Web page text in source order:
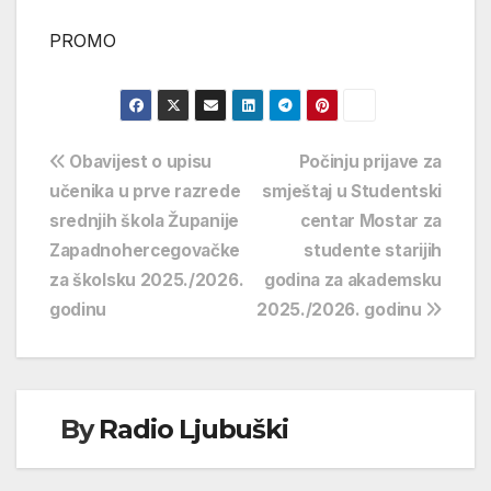
PROMO
Navigacija
objava
Počinju prijave za
smještaj u Studentski
centar Mostar za
studente starijih
godina za akademsku
2025./2026. godinu
Obavijest o upisu
učenika u prve razrede
srednjih škola Županije
Zapadnohercegovačke
za školsku 2025./2026.
godinu
ByRadio Ljubuški